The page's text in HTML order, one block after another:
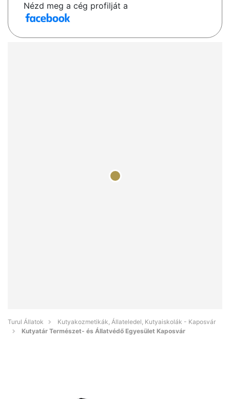
Nézd meg a cég profilját a
Turul Állatok
Kutyakozmetikák, Állateledel, Kutyaiskolák - Kaposvár
Kutyatár Természet- és Állatvédő Egyesület Kaposvár